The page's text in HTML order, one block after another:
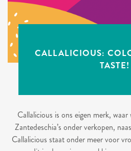
CALLALICIOUS:
TASTE!
Callalicious is ons eigen merk,
Zantedeschia’s onder verkopen,
Callalicious staat onder meer voor